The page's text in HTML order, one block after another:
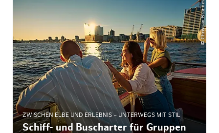
© Christian Brandes
ZWISCHEN ELBE UND ERLEBNIS – UNTERWEGS MIT STIL
Schiff- und Buscharter für Gruppen